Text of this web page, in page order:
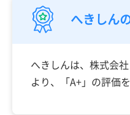
へきしん
へきしんは、株式会社
より、「A+」の評価